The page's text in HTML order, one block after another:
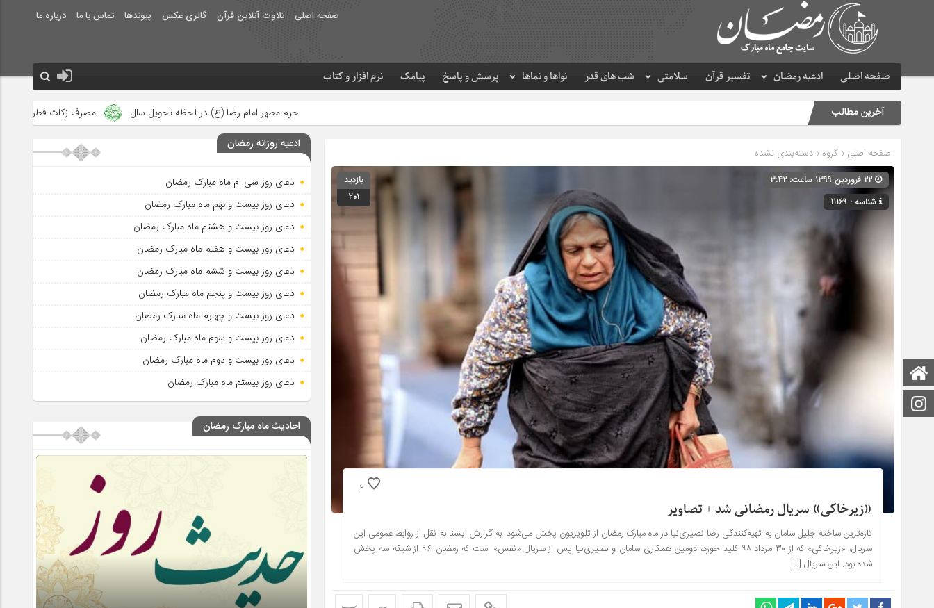
صفحه اصلی تلاوت آنلاین قرآن گالری عکس پیوندها تماس با ما درباره ما
صفحه اصلی ادعیه رمضان تفسیر قرآن سلامتی شب های قدر نواها و نماها پرسش و پاسخ پیامک نرم افزار و کتاب
آخرین مطالب حرم مطهر امام رضا (ع) در لحظه تحویل سال مصرف زکات فطره در امور فرهنگی
صفحه اصلی » گروه » دسته‌بندی نشده
شناسه : 11169
بازدید
201
2
«زیرخاکی» سریال رمضانی شد + تصاویر
تازه‌ترین ساخته جلیل سامان به تهیه‌کنندگی رضا نصیری‌نیا در ماه مبارک رمضان از تلویزیون پخش می‌شود. به گزارش ایسنا به نقل از روابط عمومی این
سریال، «زیرخاکی» که از ۳۰ مرداد ۹۸ کلید خورد، دومین همکاری سامان و نصیری‌نیا پس از سریال «نفس» است که رمضان ۹۶ از شبکه سه پخش
شده بود. این سریال […]
ادعیه روزانه رمضان
دعای روز سی ام ماه مبارک رمضان
دعای روز بیست و نهم ماه مبارک رمضان
دعای روز بیست و هشتم ماه مبارک رمضان
دعای روز بیست و هفتم ماه مبارک رمضان
دعای روز بیست و ششم ماه مبارک رمضان
دعای روز بیست و پنجم ماه مبارک رمضان
دعای روز بیست و چهارم ماه مبارک رمضان
دعای روز بیست و سوم ماه مبارک رمضان
دعای روز بیست و دوم ماه مبارک رمضان
دعای روز بیستم ماه مبارک رمضان
احادیث ماه مبارک رمضان